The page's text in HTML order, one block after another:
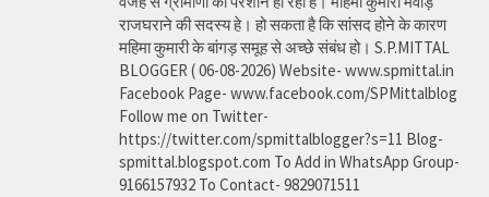
राजघराने की सदस्य हे। हो सकता है कि सांसद होने के कारण
महिमा कुमारी के बांगड़ समूह से अच्छे संबंध हो। S.P.MITTAL
BLOGGER ( 06-08-2026) Website- www.spmittal.in
Facebook Page- www.facebook.com/SPMittalblog
Follow me on Twitter-
https://twitter.com/spmittalblogger?s=11 Blog-
spmittal.blogspot.com To Add in WhatsApp Group-
9166157932 To Contact- 9829071511